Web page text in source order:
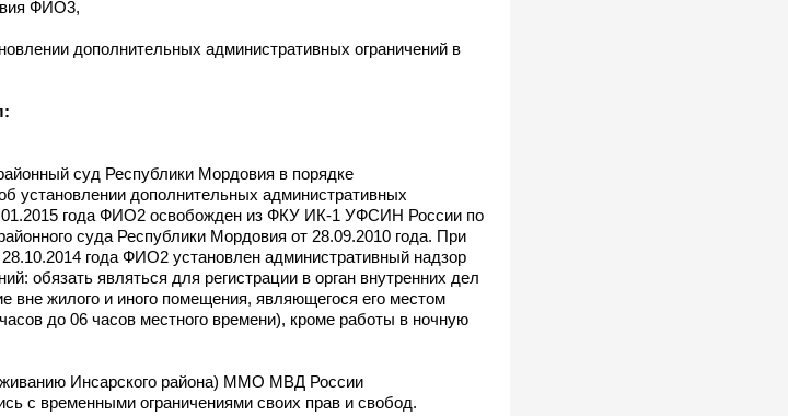
ФИО3,
дополнительных административных ограничений в
суд Республики Мордовия в порядке
установлении дополнительных административных
года ФИО2 освобожден из ФКУ ИК-1 УФСИН России по
суда Республики Мордовия от 28.09.2010 года. При
года ФИО2 установлен административный надзор
обязать являться для регистрации в орган внутренних дел
вне жилого и иного помещения, являющегося его местом
до 06 часов местного времени), кроме работы в ночную
Инсарского района) ММО МВД России
с временными ограничениями своих прав и свобод.